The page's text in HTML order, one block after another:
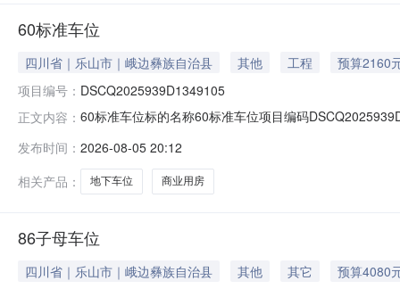
60标准车位
四川省｜乐山市｜峨边彝族自治县 其他 工程
预算2160
项目编号： DSCQ2025939D1349105
正文内容： 60标准车位标的名称60标准车位项目编码
业用房，以及该小区内的67个地下停车位。其中商业用
发布时间： 2026-08-05 20:12
相关产品：
地下车位 商业用房
86子母车位
四川省｜乐山市｜峨边彝族自治县 其他 其它
预算4080